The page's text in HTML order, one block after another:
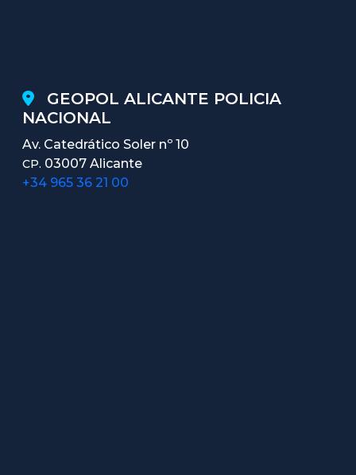
GEOPOL ALICANTE POLICIA
NACIONAL
Av. Catedrático Soler nº 10
CP. 03007 Alicante
+34 965 36 21 00